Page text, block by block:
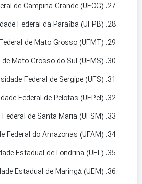
de Campina Grande (UFCG)
Federal da Paraíba (UFPB)
de Mato Grosso (UFMT)
Mato Grosso do Sul (UFMS)
Federal de Sergipe (UFS)
Federal de Pelotas (UFPel)
de Santa Maria (UFSM)
Federal do Amazonas (UFAM)
Estadual de Londrina (UEL)
Estadual de Maringá (UEM)